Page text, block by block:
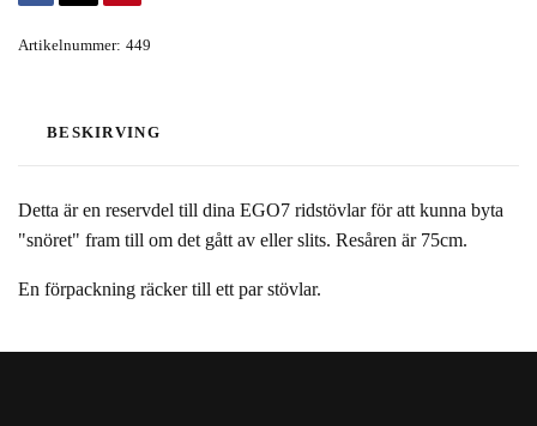
Artikelnummer: 449
BESKIRVING
Detta är en reservdel till dina EGO7 ridstövlar för att kunna byta
"snöret" fram till om det gått av eller slits. Resåren är 75cm.
En förpackning räcker till ett par stövlar.